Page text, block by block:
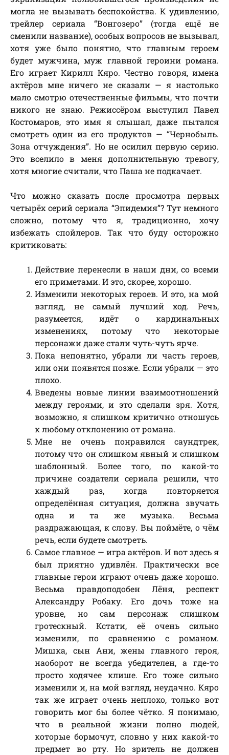
могла не вызывать беспокойства. К удивлению,
трейлер сериала “Вонгозеро” (тогда ещё не
сменили название), особых вопросов не вызывал,
хотя уже было понятно, что главным героем
будет мужчина, муж главной героини романа.
Его играет Кирилл Кяро. Честно говоря, имена
актёров мне ничего не сказали — я настолько
мало смотрю отечественные фильмы, что почти
никого не знаю. Режиссёром выступил Павел
Костомаров, это имя я слышал, даже пытался
смотреть один из его продуктов — “Чернобыль.
Зона отчуждения”. Но не осилил первую серию.
Это вселило в меня дополнительную тревогу,
хотя многие считали, что Паша не подкачает.
Что можно сказать после просмотра первых
четырёх серий сериала “Эпидемия”? Тут немного
сложно, потому что я, традиционно, хочу
избежать спойлеров. Так что буду осторожно
критиковать:
Действие перенесли в наши дни, со всеми
его приметами. И это, скорее, хорошо.
Изменили некоторых героев. И это, на мой
взгляд, не самый лучший ход. Речь,
разумеется, идёт о кардинальных
изменениях, потому что некоторые
персонажи даже стали чуть-чуть ярче.
Пока непонятно, убрали ли часть героев,
или они появятся позже. Если убрали — это
плохо.
Введены новые линии взаимоотношений
между героями, и это сделали зря. Хотя,
возможно, я слишком критично отношусь
к любому отклонению от романа.
Мне не очень понравился саундтрек,
потому что он слишком явный и слишком
шаблонный. Более того, по какой-то
причине создатели сериала решили, что
каждый раз, когда повторяется
определённая ситуация, должна звучать
одна и та же музыка. Весьма
раздражающая, к слову. Вы поймёте, о чём
речь, если будете смотреть.
Самое главное — игра актёров. И вот здесь я
был приятно удивлён. Практически все
главные герои играют очень даже хорошо.
Весьма правдоподобен Лёня, респект
Александру Робаку. Его дочь тоже на
уровне, но сам персонаж слишком
гротескный. Кстати, её очень сильно
изменили, по сравнению с романом.
Мишка, сын Ани, жены главного героя,
наоборот не всегда убедителен, а где-то
просто ходячее клише. Его тоже сильно
изменили и, на мой взгляд, неудачно. Кяро
так же играет очень неплохо, только вот
говорить мог бы более чётко. Я понимаю,
что в реальной жизни полно людей,
которые бормочут, словно у них какой-то
предмет во рту. Но зритель не должен